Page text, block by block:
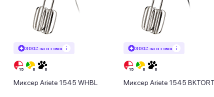
300₴ за отзыв
Миксер Ariete 1545 WHBL
300₴ за отзыв
Миксер Ariete 1545 BKTORT